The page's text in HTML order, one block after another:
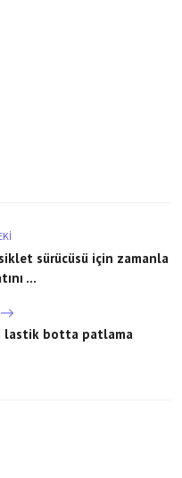
sürücüsü için zamanla
...
lastik botta patlama